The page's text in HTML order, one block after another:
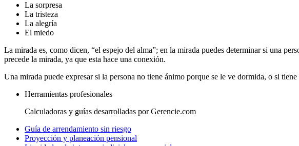
La sorpresa
La tristeza
La alegría
El miedo
La mirada es, como dicen, “el espejo del alma”; en la mirada puedes determinar si una
precede la mirada, ya que esta hace una conexión.
Una mirada puede expresar si la persona no tiene ánimo porque se le ve dormida, o si
Herramientas profesionales
Calculadoras y guías desarrolladas por Gerencie.com
Guía de arrendamiento sin riesgo
Proyección y planeación pensional